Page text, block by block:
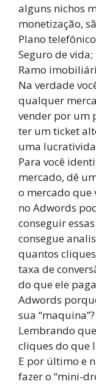
alguns nichos
monetização,
Plano
Seguro de vida;
Ramo
Na verdade
qualquer
vender por um
ter um ticket
uma
Para você
mercado, dê
o mercado que
no Adwords
conseguir
consegue
quantos
taxa de
do que ele
Adwords
sua “maquina”?
Lembrando
cliques do que
E por último e
fazer o “mini-